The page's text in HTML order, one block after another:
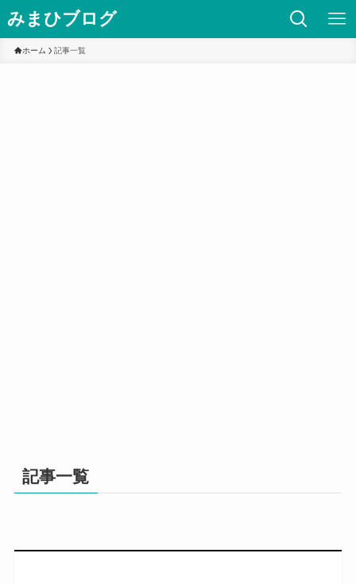
みまひブログ
ホーム 記事一覧
記事一覧